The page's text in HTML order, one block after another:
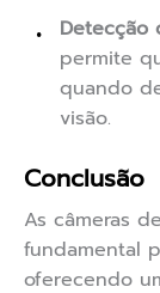
Detecção
permite
quando
visão.
Conclusão
As câmeras
fundamental
oferecendo